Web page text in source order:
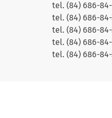
tel. (84) 686-
tel. (84) 686-
tel. (84) 686-
tel. (84) 686-
tel. (84) 686-84-